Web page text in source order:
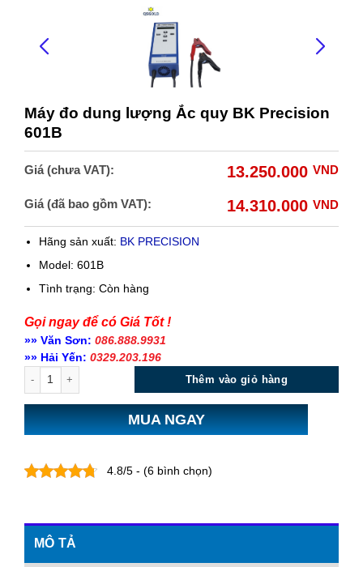
Máy đo dung lượng Ắc quy BK Precision
601B
Giá (chưa VAT): 13.250.000 VND
Giá (đã bao gồm VAT): 14.310.000 VND
Hãng sản xuất: BK PRECISION
Model: 601B
Tình trạng: Còn hàng
Gọi ngay để có Giá Tốt !
»» Văn Sơn: 086.888.9931
»» Hải Yến: 0329.203.196
Thêm vào giỏ hàng
MUA NGAY
4.8/5 - (6 bình chọn)
MÔ TẢ